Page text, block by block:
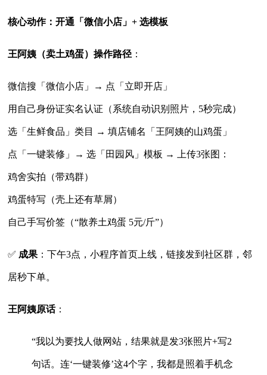
核心动作：开通「微信小店」+ 选模板
王阿姨（卖土鸡蛋）操作路径：
微信搜「微信小店」→ 点「立即开店」
用自己身份证实名认证（系统自动识别照片，5秒完成）
选「生鲜食品」类目 → 填店铺名「王阿姨的山鸡蛋」
点「一键装修」→ 选「田园风」模板 → 上传3张图：
鸡舍实拍（带鸡群）
鸡蛋特写（壳上还有草屑）
自己手写价签（“散养土鸡蛋 5元/斤”）
✅成果：下午3点，小程序首页上线，链接发到社区群，邻
居秒下单。
王阿姨原话：
“我以为要找人做网站，结果就是发3张照片+写2
句话。连‘一键装修’这4个字，我都是照着手机念